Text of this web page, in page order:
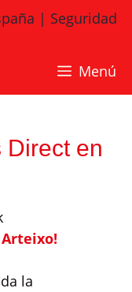
Menú
Direct en
la